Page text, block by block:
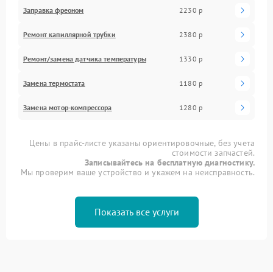
Заправка фреоном 2230 р
Ремонт капиллярной трубки 2380 р
Ремонт/замена датчика температуры 1330 р
Замена термостата 1180 р
Замена мотор-компрессора 1280 р
Цены в прайс-листе указаны ориентировочные, без учета
стоимости запчастей.
Записывайтесь на бесплатную диагностику.
Мы проверим ваше устройство и укажем на неисправность.
Показать все услуги